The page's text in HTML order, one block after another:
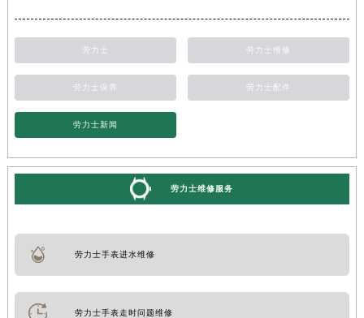
劳力士 劳力士维修
劳力士保养 劳力士配件
劳力士新闻
劳力士维修服务
劳力士手表进水维修
劳力士手表走时问题维修